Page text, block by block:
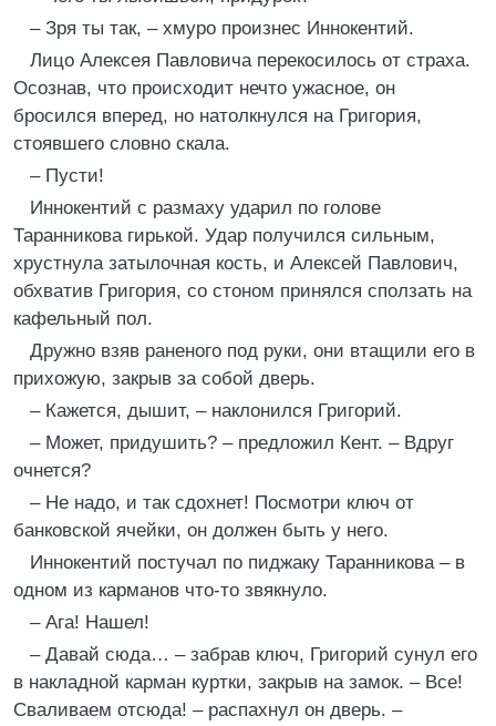
– Зря ты так, – хмуро произнес Иннокентий.
Лицо Алексея Павловича перекосилось от страха.
Осознав, что происходит нечто ужасное, он
бросился вперед, но натолкнулся на Григория,
стоявшего словно скала.
– Пусти!
Иннокентий с размаху ударил по голове
Таранникова гирькой. Удар получился сильным,
хрустнула затылочная кость, и Алексей Павлович,
обхватив Григория, со стоном принялся сползать на
кафельный пол.
Дружно взяв раненого под руки, они втащили его в
прихожую, закрыв за собой дверь.
– Кажется, дышит, – наклонился Григорий.
– Может, придушить? – предложил Кент. – Вдруг
очнется?
– Не надо, и так сдохнет! Посмотри ключ от
банковской ячейки, он должен быть у него.
Иннокентий постучал по пиджаку Таранникова – в
одном из карманов что-то звякнуло.
– Ага! Нашел!
– Давай сюда… – забрав ключ, Григорий сунул его
в накладной карман куртки, закрыв на замок. – Все!
Сваливаем отсюда! – распахнул он дверь. –